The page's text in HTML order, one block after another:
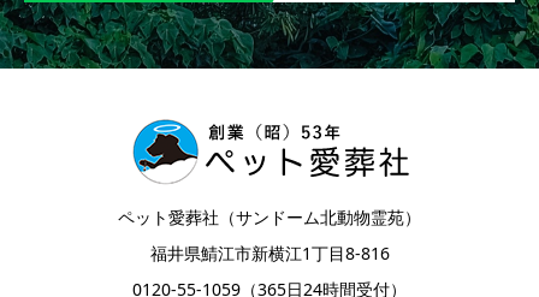
ペット愛葬社（サンドーム北動物霊苑）
福井県鯖江市新横江1丁目8-816
0120-55-1059（365日24時間受付）